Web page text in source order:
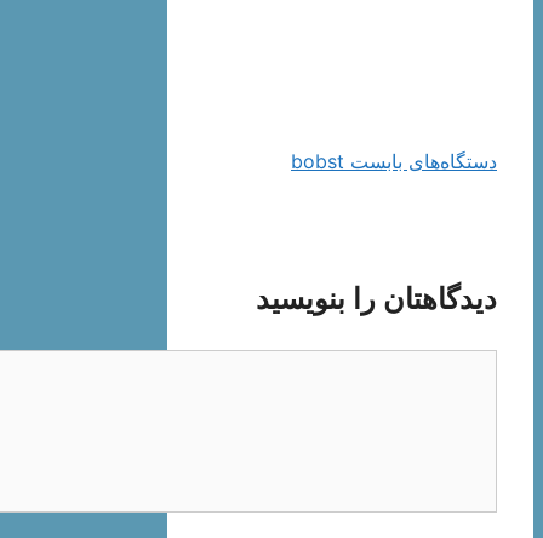
دستگاه‌های بابست bobst
دیدگاهتان را بنویسید